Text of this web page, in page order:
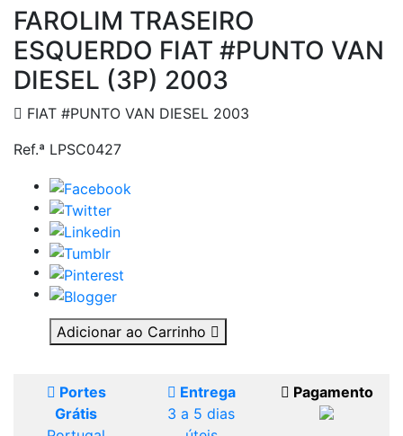
FAROLIM TRASEIRO
ESQUERDO FIAT #PUNTO VAN
DIESEL (3P) 2003
FIAT #PUNTO VAN DIESEL 2003
Ref.ª LPSC0427
Adicionar ao Carrinho
Portes
Grátis
Entrega
3 a 5 dias
Pagamento